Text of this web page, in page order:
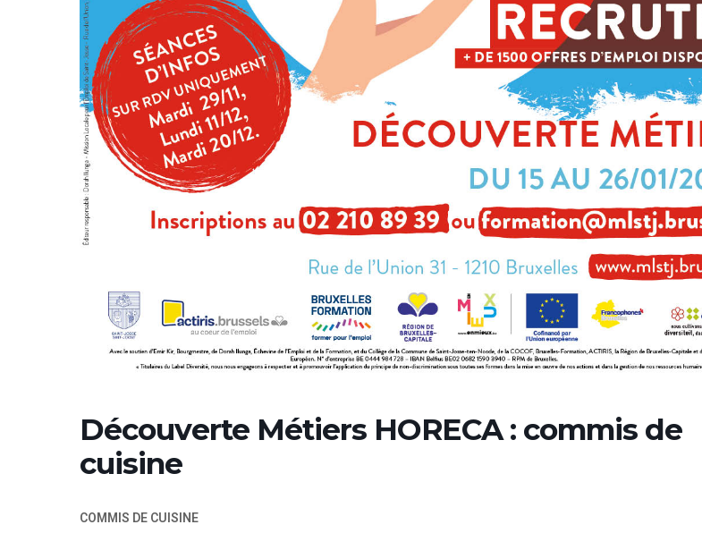
Découverte Métiers HORECA : commis de
cuisine
COMMIS DE CUISINE